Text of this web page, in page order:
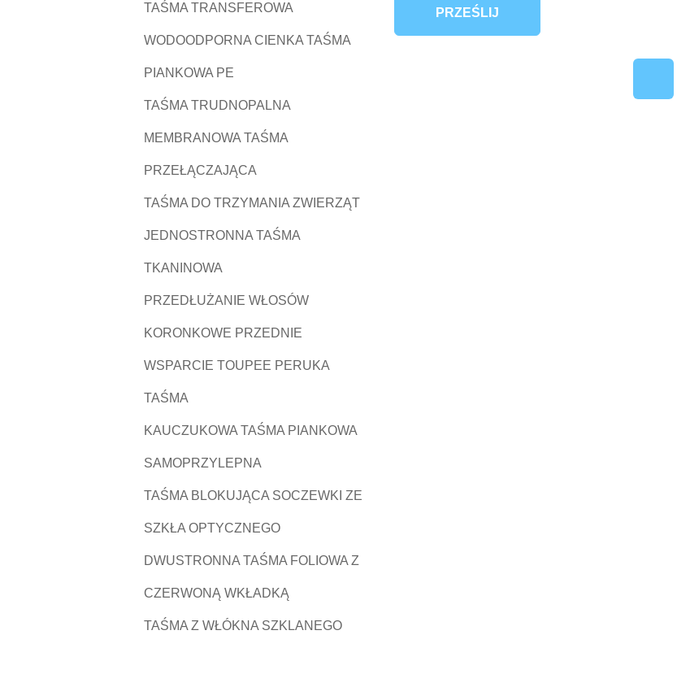
TAŚMA TRANSFEROWA
WODOODPORNA CIENKA TAŚMA
PIANKOWA PE
TAŚMA TRUDNOPALNA
MEMBRANOWA TAŚMA
PRZEŁĄCZAJĄCA
TAŚMA DO TRZYMANIA ZWIERZĄT
JEDNOSTRONNA TAŚMA
TKANINOWA
PRZEDŁUŻANIE WŁOSÓW
KORONKOWE PRZEDNIE
WSPARCIE TOUPEE PERUKA
TAŚMA
KAUCZUKOWA TAŚMA PIANKOWA
SAMOPRZYLEPNA
TAŚMA BLOKUJĄCA SOCZEWKI ZE
SZKŁA OPTYCZNEGO
DWUSTRONNA TAŚMA FOLIOWA Z
CZERWONĄ WKŁADKĄ
TAŚMA Z WŁÓKNA SZKLANEGO
PRZEŚLIJ